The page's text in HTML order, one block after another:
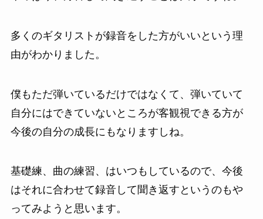
多くのギタリストが録音をした方がいいという理
由がわかりました。
僕もただ弾いているだけではなくて、弾いていて
自分にはできていないところが客観視できる方が
今後の自分の成長にもなりますしね。
基礎練、曲の練習、はいつもしているので、今後
はそれに合わせて録音して聞き返すというのもや
ってみようと思います。